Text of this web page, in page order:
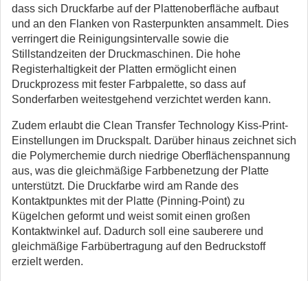
dass sich Druckfarbe auf der Plattenoberfläche aufbaut
und an den Flanken von Rasterpunkten ansammelt. Dies
verringert die Reinigungsintervalle sowie die
Stillstandzeiten der Druckmaschinen. Die hohe
Registerhaltigkeit der Platten ermöglicht einen
Druckprozess mit fester Farbpalette, so dass auf
Sonderfarben weitestgehend verzichtet werden kann.
Zudem erlaubt die Clean Transfer Technology Kiss-Print-
Einstellungen im Druckspalt. Darüber hinaus zeichnet sich
die Polymerchemie durch niedrige Oberflächenspannung
aus, was die gleichmäßige Farbbenetzung der Platte
unterstützt. Die Druckfarbe wird am Rande des
Kontaktpunktes mit der Platte (Pinning-Point) zu
Kügelchen geformt und weist somit einen großen
Kontaktwinkel auf. Dadurch soll eine sauberere und
gleichmäßige Farbübertragung auf den Bedruckstoff
erzielt werden.